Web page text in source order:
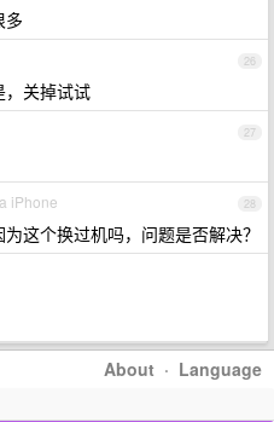
多
26
，关掉试试
27
28
iPhone
这个换过机吗，问题是否解决？
About · Language